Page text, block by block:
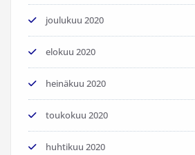
joulukuu 2020
elokuu 2020
heinäkuu 2020
toukokuu 2020
huhtikuu 2020